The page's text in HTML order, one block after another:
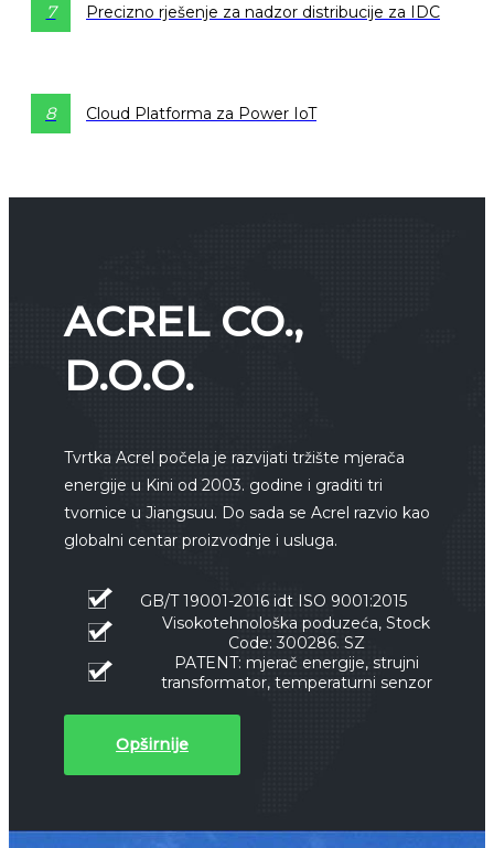
7 Precizno rješenje za nadzor distribucije za IDC
8 Cloud Platforma za Power IoT
ACREL CO.,
D.O.O.
Tvrtka Acrel počela je razvijati tržište mjerača
energije u Kini od 2003. godine i graditi tri
tvornice u Jiangsuu. Do sada se Acrel razvio kao
globalni centar proizvodnje i usluga.
GB/T 19001-2016 idt ISO 9001:2015
Visokotehnološka poduzeća, Stock
Code: 300286. SZ
PATENT: mjerač energije, strujni
transformator, temperaturni senzor
Opširnije